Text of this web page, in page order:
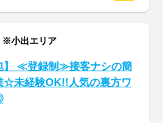
※小出エリア
】 ≪登録制≫接客ナシの簡
☆未経験OK!!人気の裏方ワ